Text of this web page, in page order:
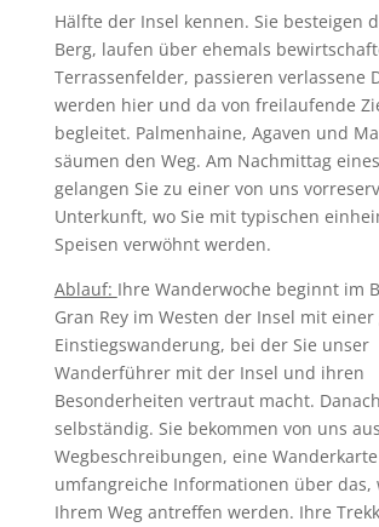
Hälfte der Insel kennen. Sie besteigen
Berg, laufen über ehemals
Terrassenfelder, passieren verlassene
werden hier und da von freilaufende
begleitet. Palmenhaine, Agaven und
säumen den Weg. Am Nachmittag
gelangen Sie zu einer von uns
Unterkunft, wo Sie mit typischen
Speisen verwöhnt werden.
Ablauf: Ihre Wanderwoche beginnt im
Gran Rey im Westen der Insel mit
Einstiegswanderung, bei der Sie unser
Wanderführer mit der Insel und ihren
Besonderheiten vertraut macht.
selbständig. Sie bekommen von uns
Wegbeschreibungen, eine
umfangreiche Informationen über das,
Ihrem Weg antreffen werden. Ihre